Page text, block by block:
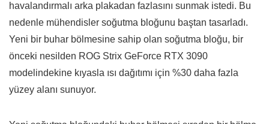
havalandırmalı arka plakadan fazlasını sunmak istedi. Bu
nedenle mühendisler soğutma bloğunu baştan tasarladı.
Yeni bir buhar bölmesine sahip olan soğutma bloğu, bir
önceki nesilden ROG Strix GeForce RTX 3090
modelindekine kıyasla ısı dağıtımı için %30 daha fazla
yüzey alanı sunuyor.